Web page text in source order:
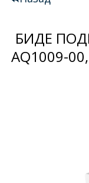
Мебель
Душевые
БИДЕ
AQ1009-